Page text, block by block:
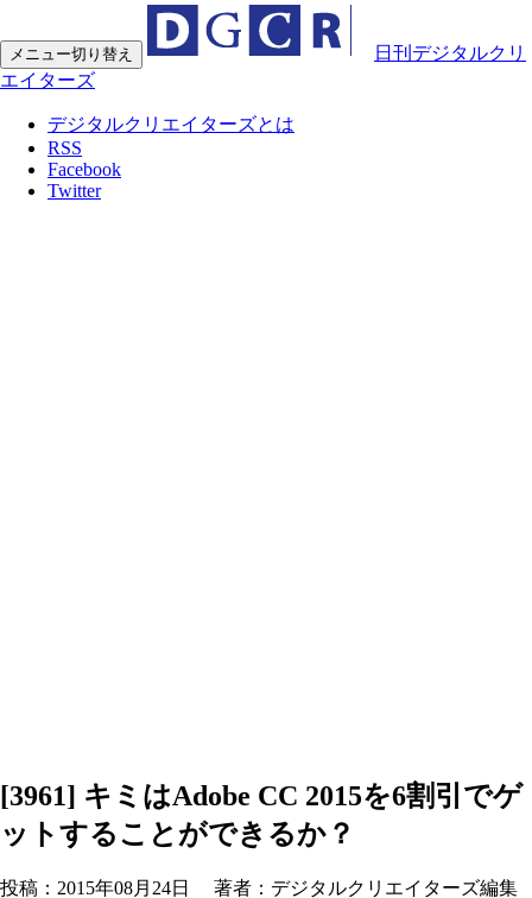
メニュー切り替え
日刊デジタルクリ
エイターズ
デジタルクリエイターズとは
RSS
Facebook
Twitter
[3961] キミはAdobe CC 2015を6割引でゲ
ットすることができるか？
投稿： 2015年08月24日 著者： デジタルクリエイターズ編集